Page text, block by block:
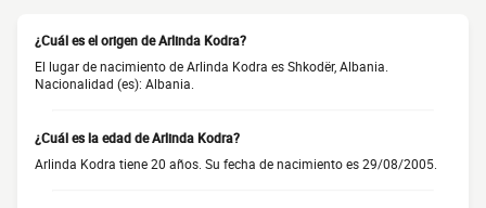
¿Cuál es el origen de Arlinda Kodra?
El lugar de nacimiento de Arlinda Kodra es Shkodër, Albania.
Nacionalidad (es): Albania.
¿Cuál es la edad de Arlinda Kodra?
Arlinda Kodra tiene 20 años. Su fecha de nacimiento es 29/08/2005.